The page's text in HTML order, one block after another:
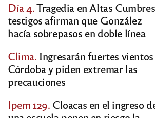
Día 4.Tragedia en Altas
testigos afirman que González
hacía sobrepasos en doble línea
Clima. Ingresarán fuertes vientos
Córdoba y piden extremar las
precauciones
Ipem 129. Cloacas en el ingreso